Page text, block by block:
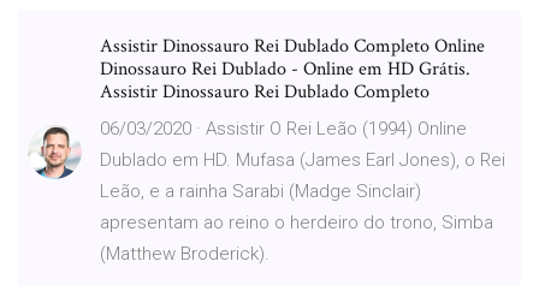
Assistir Dinossauro Rei Dublado Completo Online
Dinossauro Rei Dublado - Online em HD Grátis.
Assistir Dinossauro Rei Dublado Completo
06/03/2020 · Assistir O Rei Leão (1994) Online
Dublado em HD. Mufasa (James Earl Jones), o Rei
Leão, e a rainha Sarabi (Madge Sinclair)
apresentam ao reino o herdeiro do trono, Simba
(Matthew Broderick).